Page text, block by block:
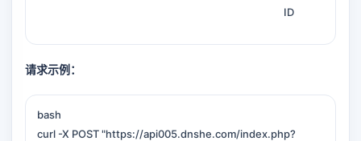
ID
请求示例：
bash
curl -X POST "https://api005.dnshe.com/index.php?